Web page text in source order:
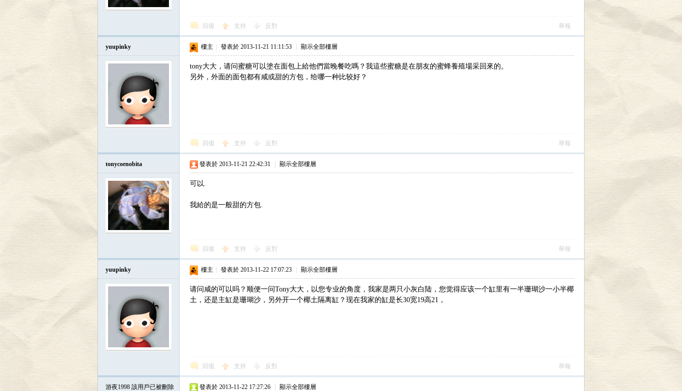
回復 支持 反對 舉報
yuupinky 樓主 發表於 2013-11-21 11:11:53 顯示全部樓層
tony大大，请问蜜糖可以塗在面包上給他們當晚餐吃嗎？我這些蜜糖是在朋友的蜜蜂養殖場采回來的。
另外，外面的面包都有咸或甜的方包，给哪一种比较好？
回復 支持 反對 舉報
tonycoenobita 發表於 2013-11-21 22:42:31 顯示全部樓層
可以.
我給的是一般甜的方包.
回復 支持 反對 舉報
yuupinky 樓主 發表於 2013-11-22 17:07:23 顯示全部樓層
请问咸的可以吗？顺便一问Tony大大，以您专业的角度，我家是两只小灰白陆，您觉得应该一个缸里有一半珊瑚沙一小半椰
土，还是主缸是珊瑚沙，另外开一个椰土隔离缸？现在我家的缸是长30宽19高21，
回復 支持 反對 舉報
游夜1998 該用戶已被刪除 發表於 2013-11-22 17:27:26 顯示全部樓層